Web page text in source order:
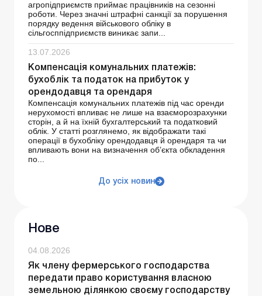
агропідприємств приймає працівників на сезонні
роботи. Через значні штрафні санкції за порушення
порядку ведення військового обліку в
сільгосппідприємств виникає запи...
13.07.2026
Компенсація комунальних платежів:
бухоблік та податок на прибуток у
орендодавця та орендаря
Компенсація комунальних платежів під час оренди
нерухомості впливає не лише на взаєморозрахунки
сторін, а й на їхній бухгалтерський та податковий
облік. У статті розглянемо, як відображати такі
операції в бухобліку орендодавця й орендаря та чи
впливають вони на визначення об’єкта обкладення
по...
До усіх новин
Нове
04.08.2026
Як члену фермерського господарства
передати право користування власною
земельною ділянкою своєму господарству